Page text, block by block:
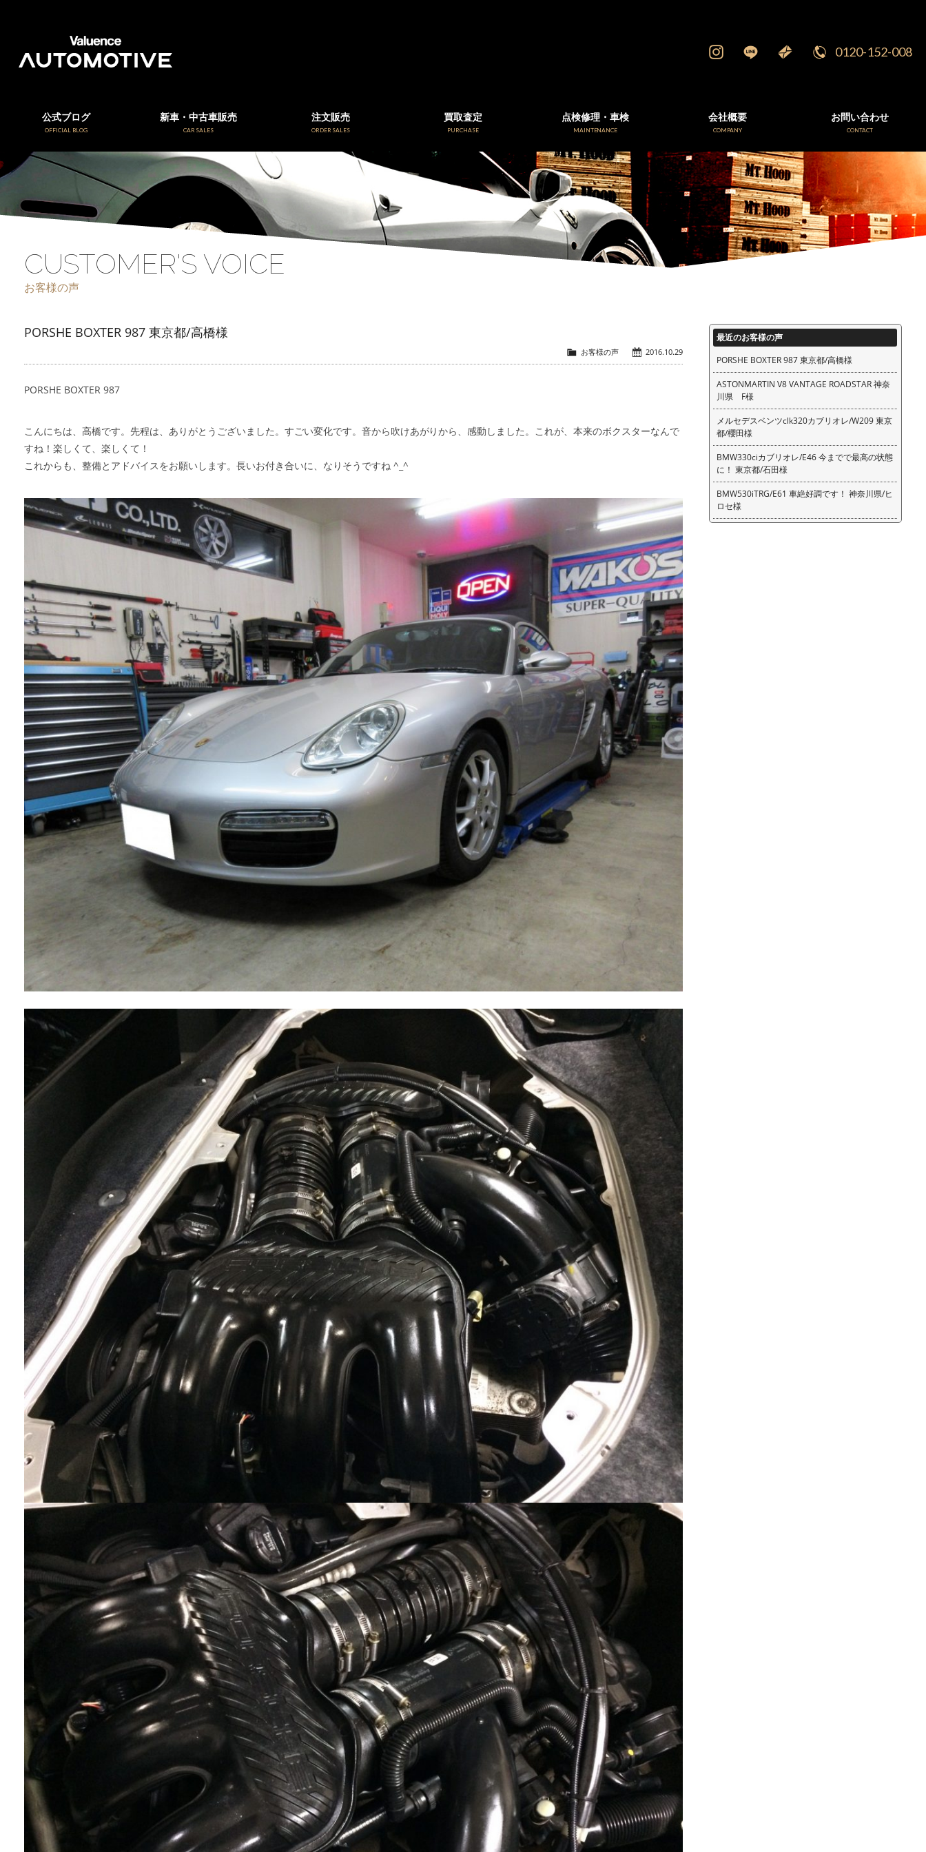
0120-152-008
公式ブログ
OFFICIAL BLOG
新車・中古車販売
CAR SALES
注文販売
ORDER SALES
買取査定
PURCHASE
点検修理・車検
MAINTENANCE
会社概要
COMPANY
お問い合わせ
CONTACT
CUSTOMER'S VOICE
お客様の声
PORSHE BOXTER 987 東京都/高橋様
2016.10.29
お客様の声
PORSHE BOXTER 987
こんにちは、高橋です。先程は、ありがとうございました。すごい変化です。音から吹けあがりから、感動しました。これが、本来のボクスターなんで
すね！楽しくて、楽しくて！
これからも、整備とアドバイスをお願いします。長いお付き合いに、なりそうですね ^_^
最近のお客様の声
PORSHE BOXTER 987 東京都/高橋様
ASTONMARTIN V8 VANTAGE ROADSTAR 神奈
川県 F様
メルセデスベンツclk320カブリオレ/W209 東京
都/櫻田様
BMW330ciカブリオレ/E46 今までで最高の状態
に！ 東京都/石田様
BMW530iTRG/E61 車絶好調です！ 神奈川県/ヒ
ロセ様